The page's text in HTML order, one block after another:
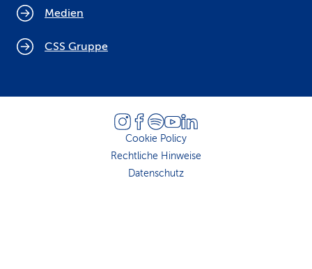
Medien
CSS Gruppe
Cookie Policy
Rechtliche Hinweise
Datenschutz